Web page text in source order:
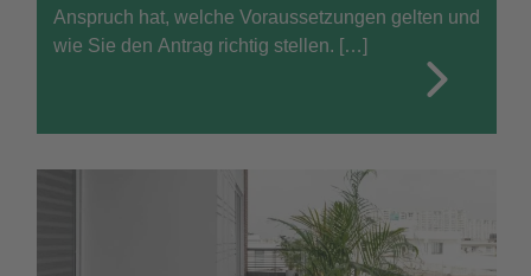
Anspruch hat, welche Voraussetzungen gelten und
wie Sie den Antrag richtig stellen. […]